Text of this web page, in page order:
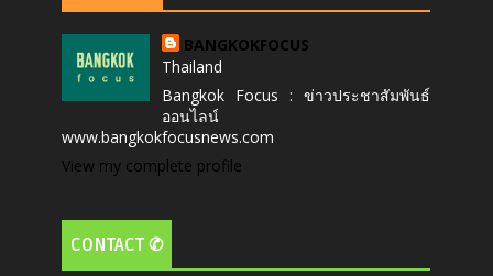
BANGKOKFOCUS
Thailand
Bangkok Focus : ข่าวประชาสัมพันธ์
ออนไลน์
www.bangkokfocusnews.com
View my complete profile
CONTACT ✆